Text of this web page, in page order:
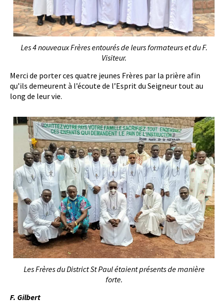
Les 4 nouveaux Frères entourés de leurs formateurs et du F.
Visiteur.
Merci de porter ces quatre jeunes Frères par la prière afin
qu’ils demeurent à l’écoute de l’Esprit du Seigneur tout au
long de leur vie.
Les Frères du District St Paul étaient présents de manière
forte.
F. Gilbert